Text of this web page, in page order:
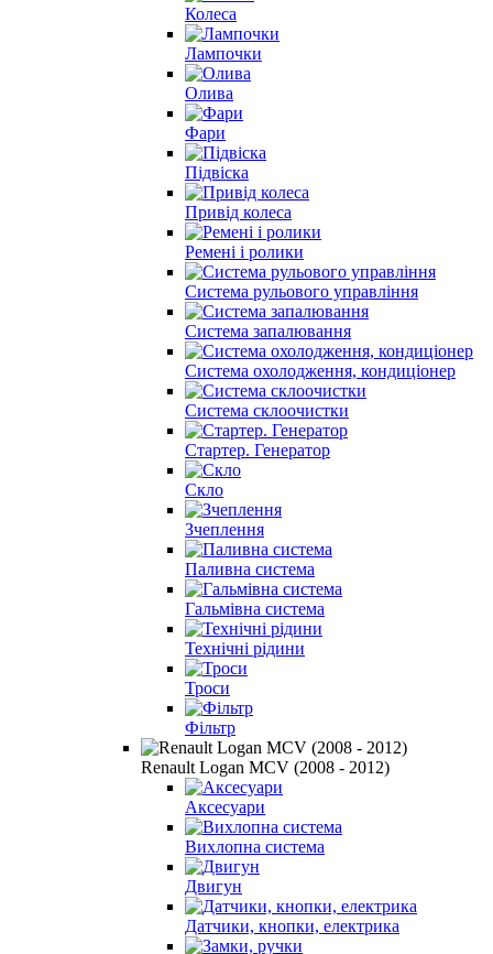
Колеса
Лампочки
Олива
Фари
Підвіска
Привід колеса
Ремені і ролики
Система рульового управління
Система запалювання
Система охолодження, кондиціонер
Система склоочистки
Стартер. Генератор
Скло
Зчеплення
Паливна система
Гальмівна система
Технічні рідини
Троси
Фільтр
Renault Logan MCV (2008 - 2012)
Аксесуари
Вихлопна система
Двигун
Датчики, кнопки, електрика